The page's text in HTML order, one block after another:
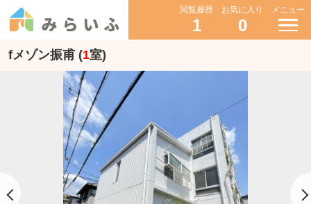
閲覧履歴
1
お気に入り
0
メニュー
fメゾン振甫 (1室)